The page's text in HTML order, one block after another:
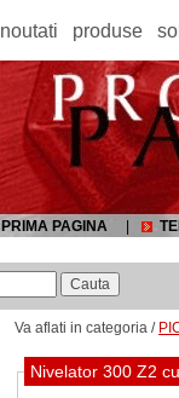
noutati produse
PRIMA PAGINA
Va aflati in categoria /
Nivelator 300 Z2